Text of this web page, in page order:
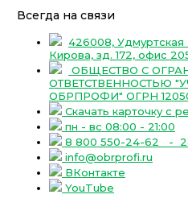
Всегда на связи
426008, Удмуртская
Кирова, зд. 172, офис
ОБЩЕСТВО С
ОТВЕТСТВЕННОСТЬЮ
ОБРПРОФИ" ОГРН
Скачать карточку с
пн - вс 08:00 - 21:00
8 800 550-24-62
-
info@obrprofi.ru
ВКонтакте
YouTube